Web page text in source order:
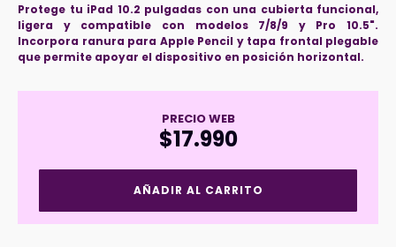
Protege tu iPad 10.2 pulgadas con una cubierta funcional,
ligera y compatible con modelos 7/8/9 y Pro 10.5".
Incorpora ranura para Apple Pencil y tapa frontal plegable
que permite apoyar el dispositivo en posición horizontal.
PRECIO WEB
$17.990
Ipad
AÑADIR AL CARRITO